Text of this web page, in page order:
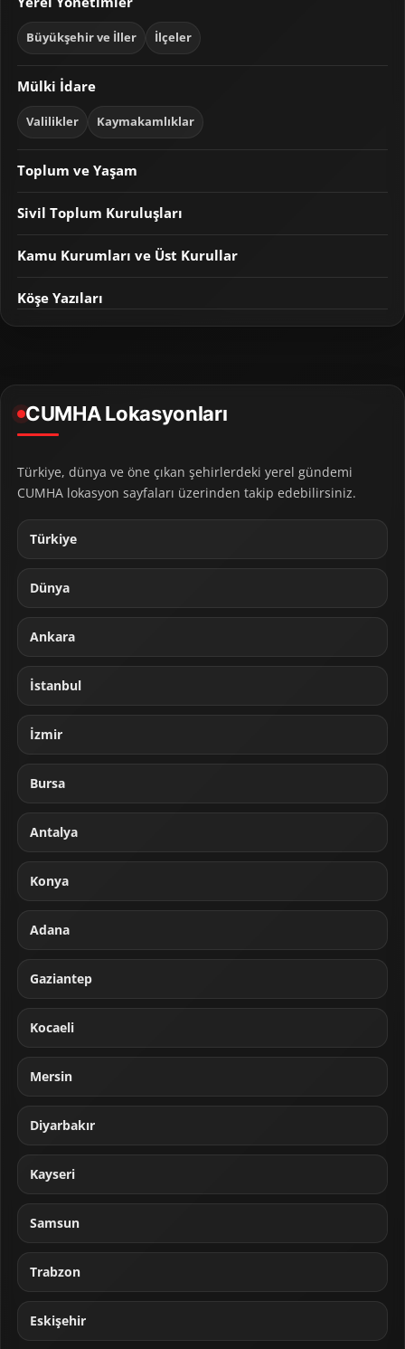
Büyükşehir ve İller İlçeler
Mülki İdare
Valilikler Kaymakamlıklar
Toplum ve Yaşam
Sivil Toplum Kuruluşları
Kamu Kurumları ve Üst Kurullar
Köşe Yazıları
CUMHA Lokasyonları
Türkiye, dünya ve öne çıkan şehirlerdeki yerel gündemi
CUMHA lokasyon sayfaları üzerinden takip edebilirsiniz.
Türkiye
Dünya
Ankara
İstanbul
İzmir
Bursa
Antalya
Konya
Adana
Gaziantep
Kocaeli
Mersin
Diyarbakır
Kayseri
Samsun
Trabzon
Eskişehir